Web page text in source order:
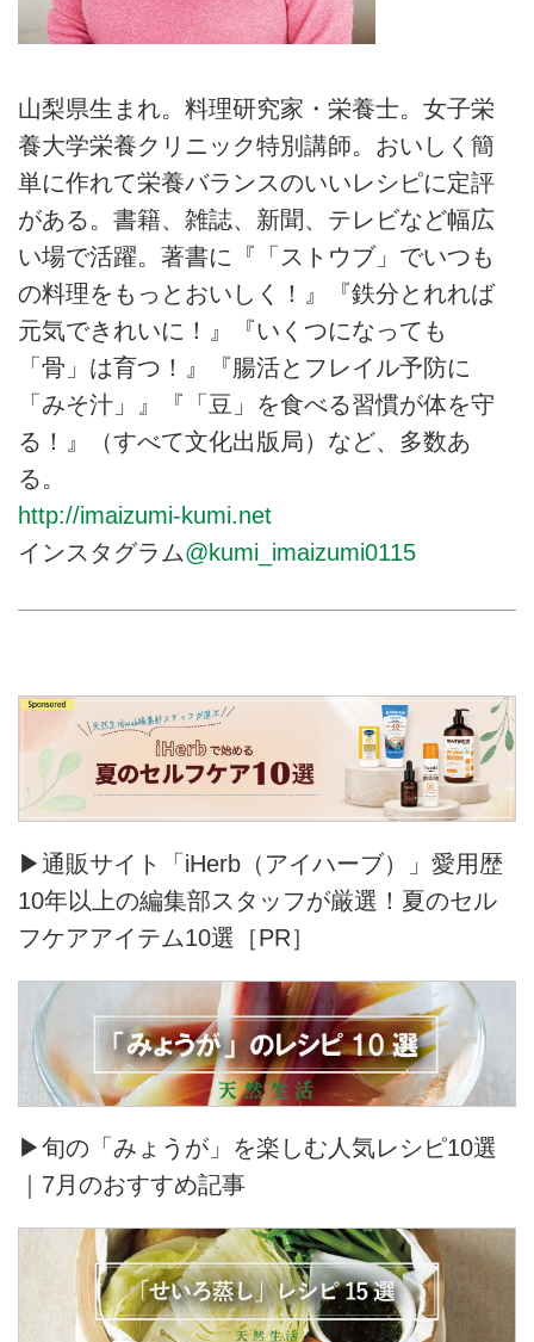
山梨県生まれ。料理研究家・栄養士。女子栄
養大学栄養クリニック特別講師。おいしく簡
単に作れて栄養バランスのいいレシピに定評
がある。書籍、雑誌、新聞、テレビなど幅広
い場で活躍。著書に『「ストウブ」でいつも
の料理をもっとおいしく！』『鉄分とれれば
元気できれいに！』『いくつになっても
「骨」は育つ！』『腸活とフレイル予防に
「みそ汁」』『「豆」を食べる習慣が体を守
る！』（すべて文化出版局）など、多数あ
る。
http://imaizumi-kumi.net
インスタグラム@kumi_imaizumi0115
▶通販サイト「iHerb（アイハーブ）」愛用歴
10年以上の編集部スタッフが厳選！夏のセル
フケアアイテム10選［PR］
▶旬の「みょうが」を楽しむ人気レシピ10選
｜7月のおすすめ記事